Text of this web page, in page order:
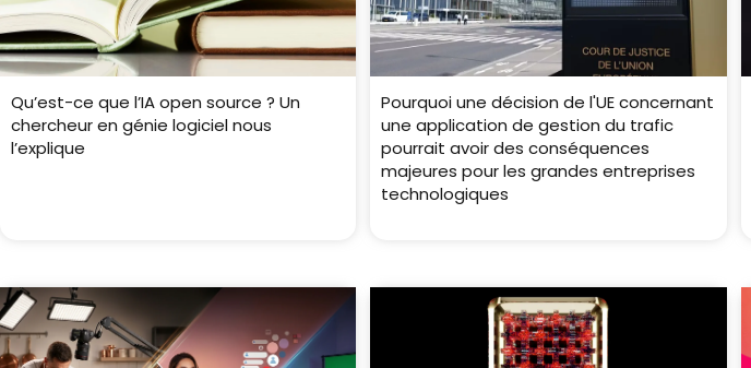
Qu’est-ce que l’IA open source ? Un
chercheur en génie logiciel nous
l’explique
Pourquoi une décision de l'UE concernant
une application de gestion du trafic
pourrait avoir des conséquences
majeures pour les grandes entreprises
technologiques